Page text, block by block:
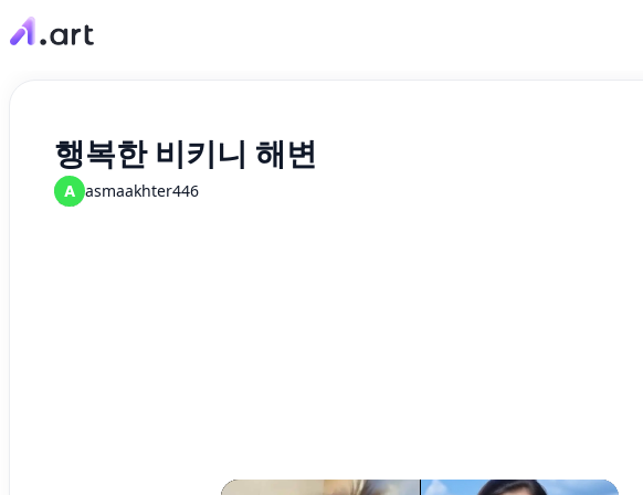
행복한 비키니 해변
A asmaakhter446